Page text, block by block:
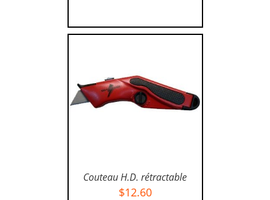
Couteau H.D. rétractable
$12.60